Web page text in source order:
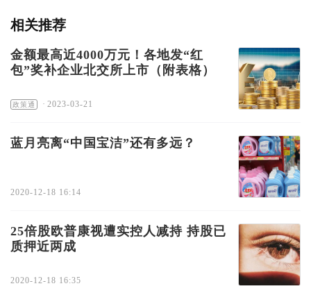
相关推荐
金额最高近4000万元！各地发“红
包”奖补企业北交所上市（附表格）
政策通 · 2023-03-21
蓝月亮离“中国宝洁”还有多远？
2020-12-18 16:14
25倍股欧普康视遭实控人减持 持股已
质押近两成
2020-12-18 16:35